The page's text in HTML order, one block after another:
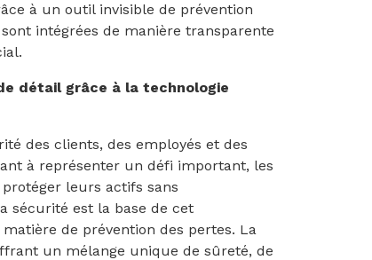
à un outil invisible de prévention
intégrées de manière transparente
détail grâce à la technologie
des clients, des employés et des
à représenter un défi important, les
leurs actifs sans
sécurité est la base de cet
de prévention des pertes. La
un mélange unique de sûreté, de